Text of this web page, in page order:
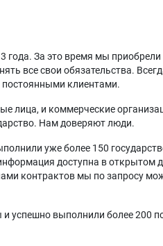
года. За это время мы приобрели
все свои обязательства.
постоянными клиентами.
лица, и коммерческие
Нам доверяют люди.
уже более 150
доступна в открытом
контрактов мы по запросу
успешно выполнили более 200